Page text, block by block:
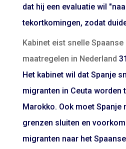
dat hij een evaluatie wil
tekortkomingen, zodat
Kabinet eist snelle
maatregelen in Nederland
Het kabinet wil dat Spanje
migranten in Ceuta worden
Marokko. Ook moet Spanje
grenzen sluiten en
migranten naar het